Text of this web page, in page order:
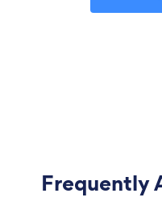
Frequently